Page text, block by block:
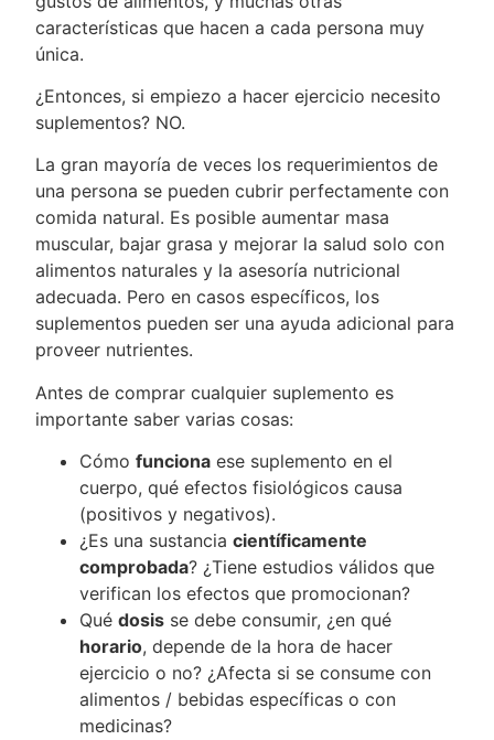
características que hacen a cada persona muy
única.
¿Entonces, si empiezo a hacer ejercicio necesito
suplementos? NO.
La gran mayoría de veces los requerimientos de
una persona se pueden cubrir perfectamente con
comida natural. Es posible aumentar masa
muscular, bajar grasa y mejorar la salud solo con
alimentos naturales y la asesoría nutricional
adecuada. Pero en casos específicos, los
suplementos pueden ser una ayuda adicional para
proveer nutrientes.
Antes de comprar cualquier suplemento es
importante saber varias cosas:⁣
Cómo funciona ese suplemento en el
cuerpo, qué efectos fisiológicos causa
(positivos y negativos).
¿Es una sustancia científicamente
comprobada? ¿Tiene estudios válidos que
verifican los efectos que promocionan? ⁣
Qué dosis se debe consumir, ¿en qué
horario, depende de la hora de hacer
ejercicio o no? ¿Afecta si se consume con
alimentos / bebidas específicas o con
medicinas? ⁣